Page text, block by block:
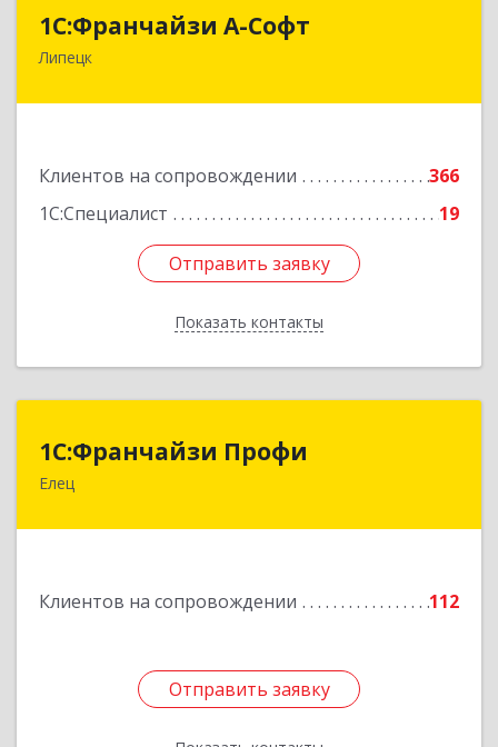
1С:Франчайзи А-Софт
Липецк
Клиентов на сопровождении
366
1С:Специалист
19
Отправить заявку
Показать контакты
1С:Франчайзи А-Софт
398059, Липецкая обл, Липецк г, Фрунзе ул,
Отправить заявку
Назад
1С:Франчайзи Профи
Елец
Клиентов на сопровождении 112
Отправить заявку
1С:Франчайзи Профи
Отправить заявку